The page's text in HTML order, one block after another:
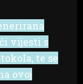
vijesti s
te se
ovoj